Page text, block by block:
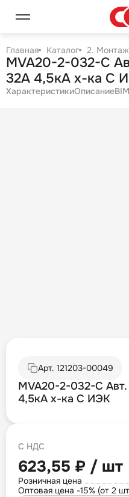
Главная Каталог 2. Монтаж
MVA20-2-032-C
32А 4,5кА х-ка С
ХарактеристикиОписание
Арт. 121203-00049
MVA20-2-032-C
4,5кА х-ка С ИЭК
С НДС
623,55 ₽ / шт
Розничная цена
Оптовая цена -15% (от 2